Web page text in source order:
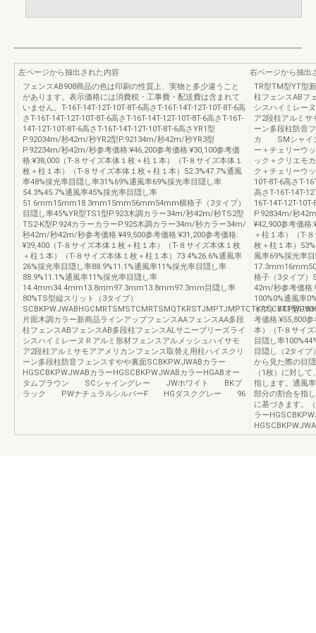
左ページから抽出された内容
フェンスAB908商品の色は印刷の性質上、実物と多少違うこと
があります。表示価格には消費税・工事費・配送費は含まれて
いません。T-16T-14T-12T-10T-8T-6高さT-16T-14T-12T-10T-8T-6高
さT-16T-14T-12T-10T-8T-6高さT-16T-14T-12T-10T-8T-6高さT-16T-
14T-12T-10T-8T-6高さT-16T-14T-12T-10T-8T-6高さYR1型
P.92034m/秒42m/秒YR2型P.92134m/秒42m/秒YR3型
P.92234m/秒42m/秒参考価格:¥46,200参考価格:¥30,100参考価
格:¥38,000（T-８サイズ本体１枚＋柱１本）（T-８サイズ本体１
枚＋柱１本）（T-８サイズ本体１枚＋柱１本）52.3%47.7%通風
率48%採光率目隠し率31%69%通風率69%採光率目隠し率
54.3%45.7%通風率45%採光率目隠し率
51.6mm15mm18.3mm15mm56mm54mm横格子（3タイプ）
目隠し率45%YR型TS1型P.923木調カラー34m/秒42m/秒TS2型
TS2-K型P.924カラーカラーP.925木調カラー34m/秒カラー34m/
秒42m/秒42m/秒参考価格:¥49,500参考価格:¥31,200参考価格:
¥39,400（T-８サイズ本体１枚＋柱１本）（T-８サイズ本体１枚
＋柱１本）（T-８サイズ本体１枚＋柱１本）73.4%26.6%通風率
26%採光率目隠し率88.9%11.1%通風率11%採光率目隠し率
88.9%11.1%通風率11%採光率目隠し率
14.4mm34.4mm13.8mm97.3mm13.8mm97.3mm目隠し率
80%TS型縦スリット（3タイプ）
片面木調カラー新商品ラインアップフェンスAAフェンスAA多段
柱フェンスABフェンスAB多段柱フェンスALサニーブリーズライ
シスハイミレーヌＲアルミ形材フェンスアルメッシュハイサモ
ア2段柱アルミサモアアメリカンフェンス取替え用柱ハイスクリ
ーン多段柱防音フェンスすやや裏面SCBKPWJWABカラー
HGSCBKPWJWABカラーHGSCBKPWJWABカラーHGABオー
タムブラウン SCシャイングレー JWホワイト BKブ
ラック PWナチュラルシルバーF HGダスクグレー 96
右ページから抽出
TR型TM型YT型
柱フェンスABフ
シスハイミレー
ア2段柱アルミサ
ーン多段柱防音
カ SMシャイ
ー＋チェリー
ック＋クリエ
ク＋チェリーウ
10T-8T-6高さT-
高さT-16T-14T-
16T-14T-12T-
P.92834m/秒
¥42,900参考価格
＋柱１本）（T-
枚＋柱１本）
風率69%採光率
格子（3タイプ）
42m/秒参考価格
100%0%通風率
イプ）YT1型
考価格:¥55,800
本）（T-８サイ
目隠し率
目隠し（2タイプ
から見た際の目
（1枚）に対し
指します。通風
部分の割合を指
に基づきます。
ラー